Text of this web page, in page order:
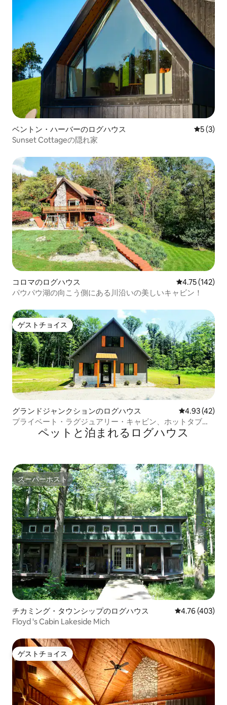
ベントン・ハーバーのログハウス レビュー
5 (3)
Sunset Cottageの隠れ家
コロマのログハウス レビュー142
4.75 (142)
パウパウ湖の向こう側にある川沿いの美しいキャビン！
ゲストチョイス
ゲストチョイス
グランドジャンクションのログハウス レビュー42
4.93 (42)
プライベート・ラグジュアリー・キャビン、ホットタブ、
ベッド3台ペットと泊まれるログハウス
スーパーホスト
スーパーホスト
チカミング・タウンシップのログハウス レビュー403
4.76 (403)
Floyd 's Cabin Lakeside Mich
ゲストチョイス
ゲストチョイス